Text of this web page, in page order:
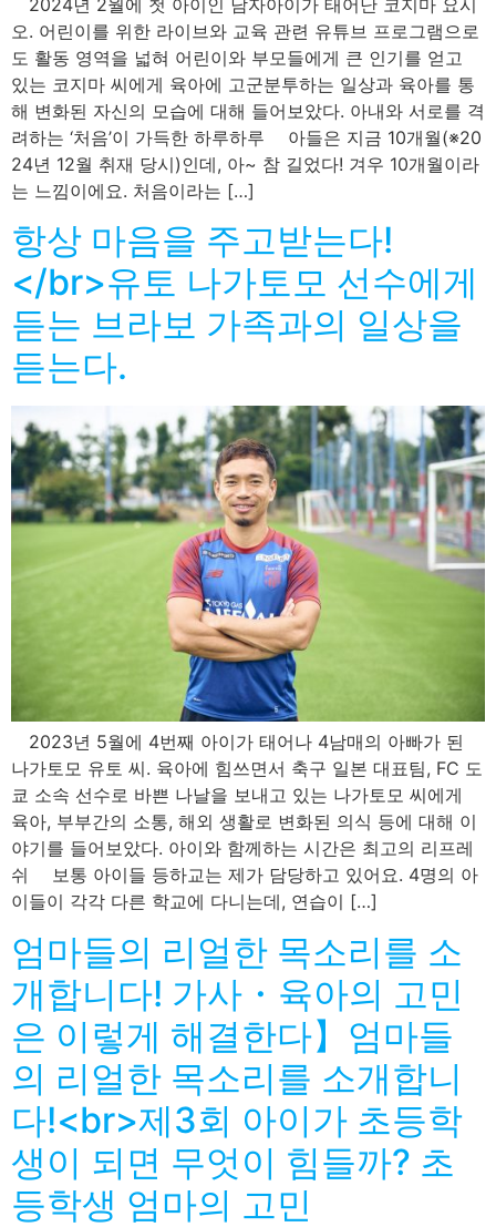
오. 어린이를 위한 라이브와 교육 관련 유튜브 프로그램으로
도 활동 영역을 넓혀 어린이와 부모들에게 큰 인기를 얻고
있는 코지마 씨에게 육아에 고군분투하는 일상과 육아를 통
해 변화된 자신의 모습에 대해 들어보았다. 아내와 서로를 격
려하는 ‘처음’이 가득한 하루하루 아들은 지금 10개월(※20
24년 12월 취재 당시)인데, 아~ 참 길었다! 겨우 10개월이라
는 느낌이에요. 처음이라는 […]
항상 마음을 주고받는다!
</br>유토 나가토모 선수에게
듣는 브라보 가족과의 일상을
듣는다.
2023년 5월에 4번째 아이가 태어나 4남매의 아빠가 된
나가토모 유토 씨. 육아에 힘쓰면서 축구 일본 대표팀, FC 도
쿄 소속 선수로 바쁜 나날을 보내고 있는 나가토모 씨에게
육아, 부부간의 소통, 해외 생활로 변화된 의식 등에 대해 이
야기를 들어보았다. 아이와 함께하는 시간은 최고의 리프레
쉬 보통 아이들 등하교는 제가 담당하고 있어요. 4명의 아
이들이 각각 다른 학교에 다니는데, 연습이 […]
엄마들의 리얼한 목소리를 소
개합니다! 가사・육아의 고민
은 이렇게 해결한다】엄마들
의 리얼한 목소리를 소개합니
다!<br>제3회 아이가 초등학
생이 되면 무엇이 힘들까? 초
등학생 엄마의 고민